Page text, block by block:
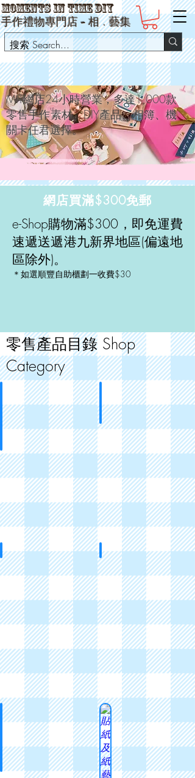
Moments in Time DIY
手作禮物專門店 -相﹒藝集
MIT網店24小時營業，多達1,000款
零售手作素材、DIY產品、相簿、機
關卡任君選擇。
網店買滿$300免郵
e-Shop購物滿$300，即免運費
速遞送遞港九新界地區(偏遠地
區除外)。
＊如選順豐自助櫃劃一收費$30
零售產品目錄 Shop
Category
熱賣推介
Best
Sellers
相簿
Photobooks
心意祝福卡
Greeting
Cards
禮盒及爆炸盒
Photobox
立體機關
ups
貼紙及紙藝裝飾
Stickers
and
Paper
Flakes